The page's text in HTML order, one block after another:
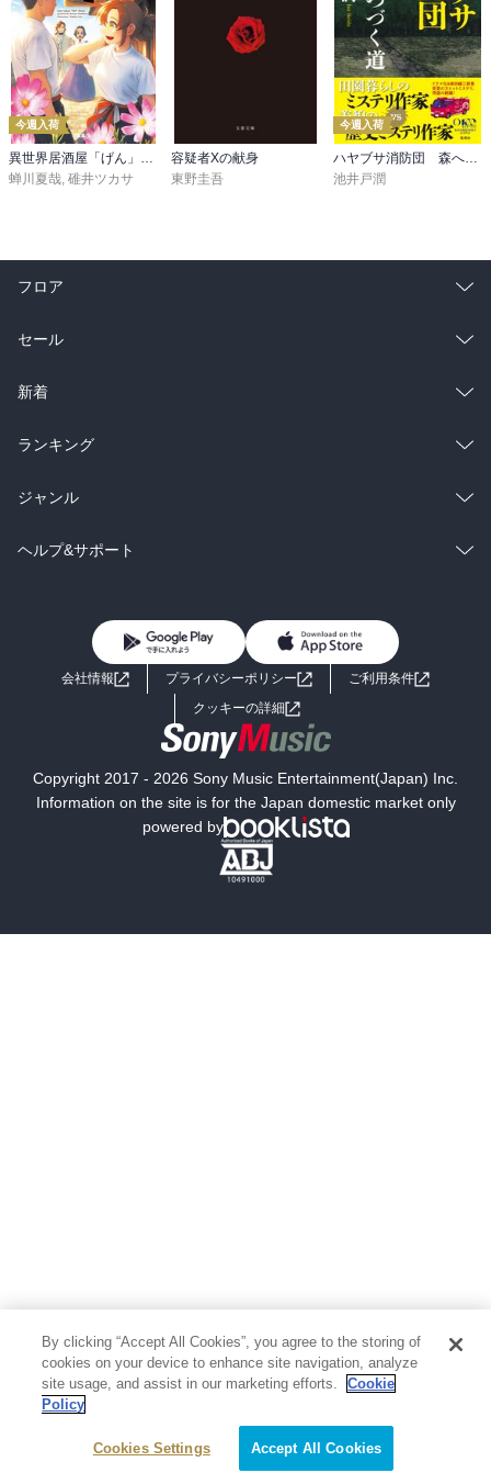
今週入荷
異世界居酒屋「げん」三杯目
蝉川夏哉, 碓井ツカサ
容疑者Xの献身
東野圭吾
今週入荷
ハヤブサ消防団 森へつづく道
池井戸潤
フロア
総合
ラノベ
雑誌・グラビア
BL・TL
セール
総合
ラノベ
雑誌・グラビア
BL・TL
新着
総合
ラノベ
雑誌・グラビア
ランキング
総合
ラノベ
ジャンル
コミック
ライトノベル 男子向けラノベ
小説
海外小説
ミステリー SF
文学
芸術・アート 映画・音楽・演劇
写真集 教養
医学・福祉
ヘルプ&サポート
よくあるご質問 お問い合わせ
会社情報 プライバシーポリシー
ご利用条件
クッキーの詳細
Copyright 2017 - 2026 Sony Music Entertainment(Japan) Inc.
Information on the site is for the Japan domestic market only
powered by
By clicking “Accept All Cookies”, you agree to the storing of
cookies on your device to enhance site navigation, analyze
site usage, and assist in our marketing efforts.
Cookie
Policy
Cookies Settings Accept All Cookies